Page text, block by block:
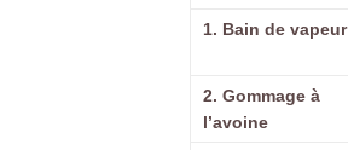
1. Bain de vapeur
2. Gommage à
l’avoine